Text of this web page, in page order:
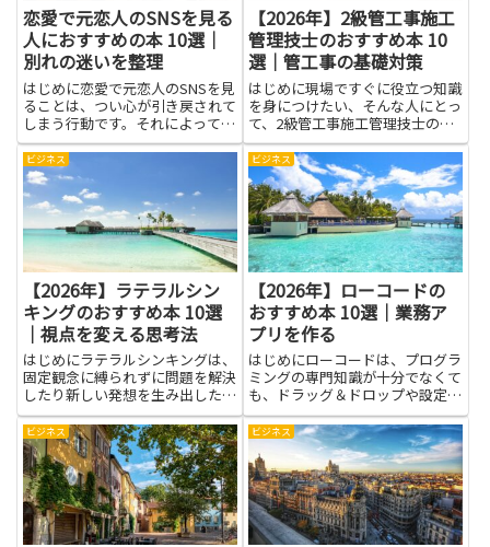
恋愛で元恋人のSNSを見る
人におすすめの本 10選｜
別れの迷いを整理
はじめに恋愛で元恋人のSNSを見
ることは、つい心が引き戻されて
しまう行動です。それによって別
れたはずの気持ちが再燃し、迷い
が深まることも少なくありませ
ん。紹介する本を読むことで、自
分がなぜその投稿に反応するのか
という心理の仕組みを理解し、
感...
【2026年】2級管工事施工
管理技士のおすすめ本 10
選｜管工事の基礎対策
はじめに現場ですぐに役立つ知識
を身につけたい、そんな人にとっ
て、2級管工事施工管理技士の学
習は大きな手助けになります。基
礎を固めることは、試験対策だけ
でなく、実務での判断力を高める
土台にもなります。管工事の基礎
対策という視点では、材料の選
び...
ビジネス
【2026年】ラテラルシン
キングのおすすめ本 10選
｜視点を変える思考法
はじめにラテラルシンキングは、
固定観念に縛られずに問題を解決
したり新しい発想を生み出したり
するための視点を変える思考法で
す。本記事で紹介する本を手に取
れば、実践的なコツや具体的な演
習、成功事例に触れられます。仕
事での企画立案や課題解決、日
常...
ビジネス
【2026年】ローコードの
おすすめ本 10選｜業務ア
プリを作る
はじめにローコードは、プログラ
ミングの専門知識が十分でなくて
も、ドラッグ＆ドロップや設定ベ
ースでアプリを作れる手法です。
業務アプリを作る場面では、問い
合わせ対応の自動化やデータの可
視化、業務プロセスの標準化な
ど、日々の仕事を効率化する目的
で...
ビジネス ビジネス